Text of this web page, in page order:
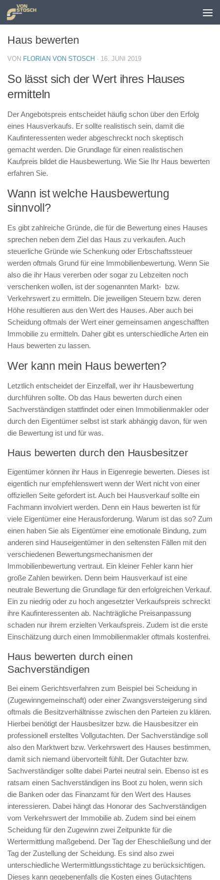
Zum Inhalt springen
Haus bewerten
VON FLORIAN VON STOSCH · 16. JUNI 2019
So lässt sich der Wert ihres Hauses
ermitteln
Der Angebotspreis entscheidet häufig schon über den Erfolg
eines Hausverkaufs. Er sollte realistisch sein, damit die
Kaufinteressenten weder abgeschreckt noch skeptisch
gemacht werden. Die Grundlage für einen realistischen
Kaufpreis bildet die Hausbewertung. Wie Sie Ihr Haus bewerten
erfahren Sie.
Wann ist welche Hausbewertung
sinnvoll?
Es gibt zahlreiche Gründe, die für die Bewertung eines Hauses
sprechen neben dem Ziel das Haus zu verkaufen. Auch
steuerliche Gründe wie Schenkung oder Erbschaftssteuer
werden oftmals Grund für eine Immobilienbewertung. Wenn Sie
also die ihr Haus vererben oder sogar zu Lebzeiten noch
verschenken wollen, ist der sogenannten Markt- bzw.
Verkehrswert zu ermitteln. Die jeweiligen Steuern bzw. deren
Höhe resultieren aus den Wert des Hauses. Aber auch bei
Scheidung oftmals der Wert einer gemeinsamen angeschafften
Immobilie zu ermitteln. Daher gibt es unterschiedliche Arten ein
Haus bewerten zu lassen.
Wer kann mein Haus bewerten?
Letztlich entscheidet der Einzelfall, wer ihr Hausbewertung
durchführen sollte. Ob das Haus bewerten durch einen
Sachverständigen stattfindet oder einen Immobilienmakler oder
durch den Eigentümer selbst ist stark abhängig davon, für wen
die Bewertung ist und für was.
Haus bewerten durch den Hausbesitzer
Eigentümer können ihr Haus in Eigenregie bewerten. Dieses ist
eigentlich nur empfehlenswert wenn der Wert nicht von einer
offiziellen Seite gefordert ist. Auch bei Hausverkauf sollte ein
Fachmann involviert werden. Denn ein Haus bewerten ist für
viele Eigentümer eine Herausforderung. Warum ist das so? Zum
einen haben Sie als Eigentümer eine emotionale Bindung, zum
anderen sind Hauseigentümer in den seltensten Fällen mit den
verschiedenen Bewertungsmechanismen der
Immobilienbewertung vertraut. Ein kleiner Fehler kann hier
große Zahlen bewirken. Denn beim Hausverkauf ist eine
neutrale Bewertung die Grundlage für den erfolgreichen Verkauf.
Ein zu niedrig oder zu hoch angesetzter Verkaufspreis schreckt
ihre Kaufinteressenten ab. Nachträgliche Preisanpassung
schaden nur ihrem erzielten Verkaufspreis. Zudem ist die erste
Einschätzung durch einen Immobilienmakler oftmals kostenfrei.
Haus bewerten durch einen
Sachverständigen
Bei einem Gerichtsverfahren zum Beispiel bei Scheidung in
(Zugewinngemeinschaft) oder einer Zwangsversteigerung sind
oftmals die Besitzverhältnisse zwischen den Parteien zu klären.
Hierbei benötigt der Hausbesitzer bzw. die Hausbesitzer ein
professionell erstelltes Vollgutachten. Der Sachverständige soll
also den Marktwert bzw. Verkehrswert des Hauses bestimmen,
damit sich niemand übervorteilt fühlt. Der Gutachter bzw.
Sachverständiger sollte dabei Partei neutral sein. Ebenso ist es
ratsam einen Sachverständigen ins Boot zu holen, wenn sich
die Banken oder das Finanzamt für den Wert des Hauses
interessieren. Dabei hängt das Honorar des Sachverständigen
vom Verkehrswert der Immobilie ab. Zudem sind bei einem
Scheidung für den Zugewinn zwei Zeitpunkte für die
Wertermittlung maßgebend. Der Tag der Eheschließung und der
Tag der Zustellung der Scheidung. Es sind also zwei
unterschiedliche Wertermittlungsstichtage zu berücksichtigen.
Dieses kann gegebenenfalls die Kosten eines Gutachtens